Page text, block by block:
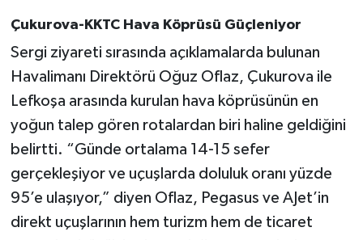
Çukurova-KKTC Hava Köprüsü Güçleniyor
Sergi ziyareti sırasında açıklamalarda bulunan
Havalimanı Direktörü Oğuz Oflaz, Çukurova ile
Lefkoşa arasında kurulan hava köprüsünün en
yoğun talep gören rotalardan biri haline geldiğini
belirtti. “Günde ortalama 14-15 sefer
gerçekleşiyor ve uçuşlarda doluluk oranı yüzde
95’e ulaşıyor,” diyen Oflaz, Pegasus ve AJet’in
direkt uçuşlarının hem turizm hem de ticaret